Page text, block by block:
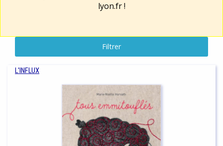
lyon.fr!
Filtrer
L'INFLUX